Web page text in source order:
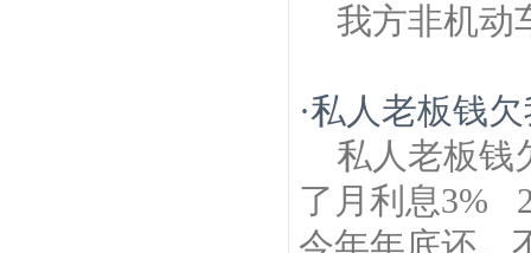
我方非机动
·私人老板钱
私人老板钱
了月利息3%